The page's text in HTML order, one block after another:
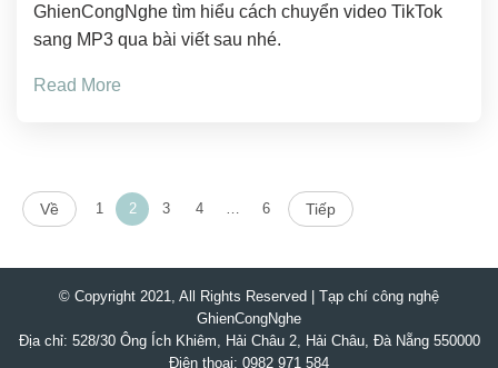
GhienCongNghe tìm hiểu cách chuyển video TikTok
sang MP3 qua bài viết sau nhé.
Read More
Về 1 2 3 4 6 Tiếp
© Copyright 2021, All Rights Reserved | Tạp chí công nghệ
GhienCongNghe
Địa chỉ: 528/30 Ông Ích Khiêm, Hải Châu 2, Hải Châu, Đà Nẵng 550000
Điện thoại: 0982 971 584